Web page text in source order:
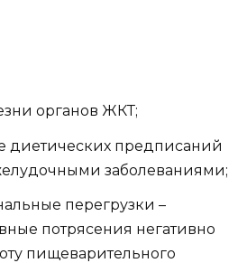
органов ЖКТ;
диетических предписаний
заболеваниями;
перегрузки –
потрясения негативно
пищеварительного